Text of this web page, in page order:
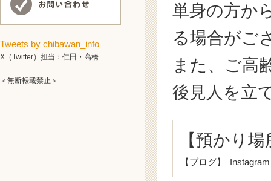
単身の方か
る場合がご
また、 ご高
後見人を立
【預かり
【ブログ】
Tweets by chibawan_info
X（Twitter）担当：仁田・高橋
＜無断転載禁止＞